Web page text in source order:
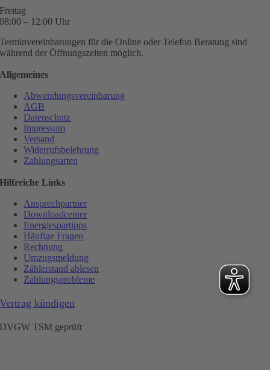
Freitag
08:00 – 12:00 Uhr
Terminvereinbarungen für die Online oder Telefon Beratung sind
während der Öffnungszeiten möglich.
Allgemeines
Abwendungsvereinbarung
AGB
Datenschutz
Impressum
Versand
Widerrufsbelehrung
Zahlungsarten
Hilfreiche Links
Ansprechpartner
Downloadcenter
Energiespartipps
Häufige Fragen
Rechnung
Umzugsmeldung
Zählerstand ablesen
Zahlungsprobleme
Vertrag kündigen
DVGW TSM geprüft